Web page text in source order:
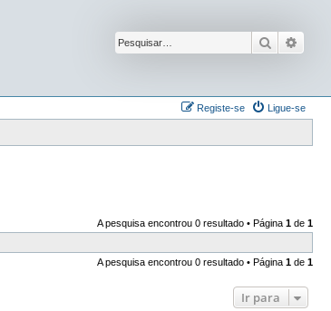
Pesquisar
Ligue-se
Registe-se
A pesquisa encontrou 0 resultado • Página 1 de 1
A pesquisa encontrou 0 resultado • Página 1 de 1
Ir para